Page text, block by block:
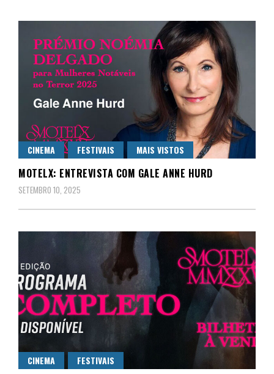
CINEMA FESTIVAIS MAIS VISTOS
MOTELX: ENTREVISTA COM GALE ANNE HURD
SETEMBRO 10, 2025
CINEMA FESTIVAIS